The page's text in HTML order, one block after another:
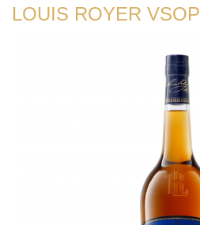
LOUIS ROYER VSOP